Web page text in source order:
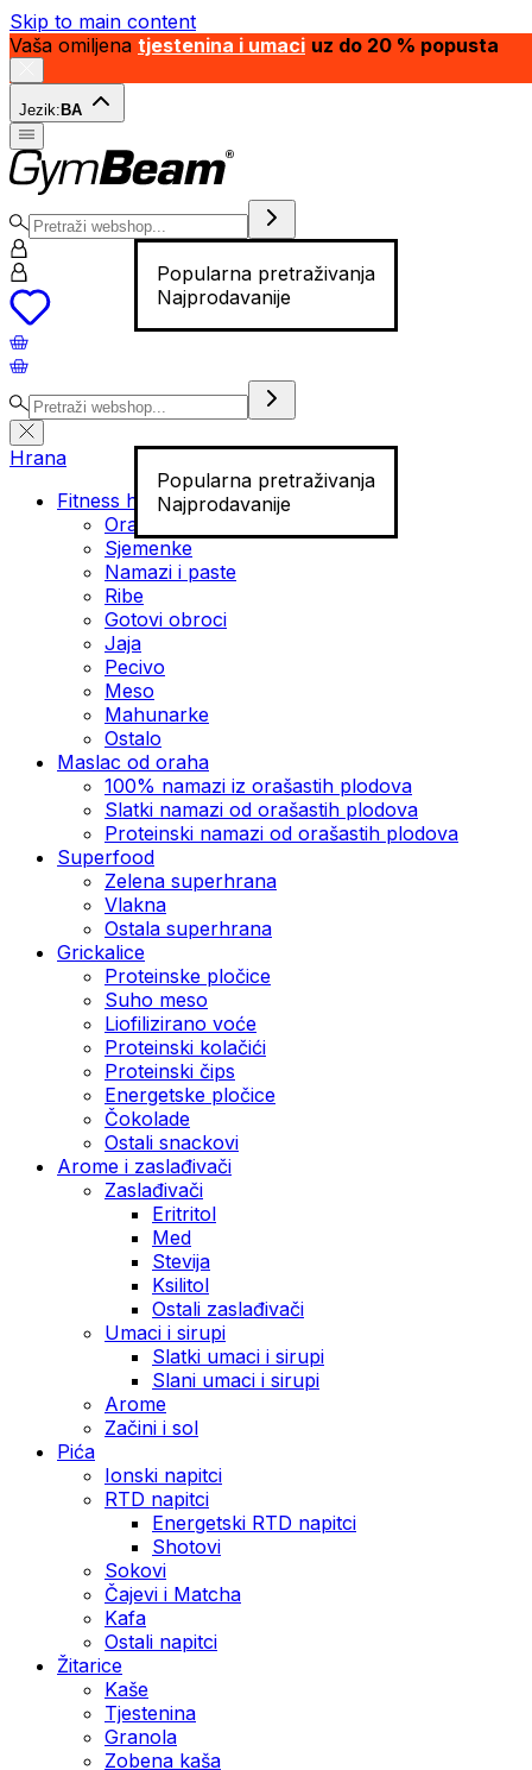
Skip to main content
Vaša omiljena tjestenina i umaci uz do 20 % popusta
Jezik: BA
Popularna pretraživanja
Najprodavanije
Popularna pretraživanja
Najprodavanije
Hrana
Fitness hrana
Orašasti plodovi
Sjemenke
Namazi i paste
Ribe
Gotovi obroci
Jaja
Pecivo
Meso
Mahunarke
Ostalo
Maslac od oraha
100% namazi iz orašastih plodova
Slatki namazi od orašastih plodova
Proteinski namazi od orašastih plodova
Superfood
Zelena superhrana
Vlakna
Ostala superhrana
Grickalice
Proteinske pločice
Suho meso
Liofilizirano voće
Proteinski kolačići
Proteinski čips
Energetske pločice
Čokolade
Ostali snackovi
Arome i zaslađivači
Zaslađivači
Eritritol
Med
Stevija
Ksilitol
Ostali zaslađivači
Umaci i sirupi
Slatki umaci i sirupi
Slani umaci i sirupi
Arome
Začini i sol
Pića
Ionski napitci
RTD napitci
Energetski RTD napitci
Shotovi
Sokovi
Čajevi i Matcha
Kafa
Ostali napitci
Žitarice
Kaše
Tjestenina
Granola
Zobena kaša